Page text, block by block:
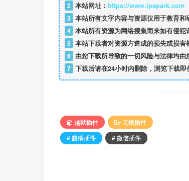
2 本站网址： https://www.ipapark.com
3 本站所有文字内容与资源仅用于教育和
4 本站所有资源为网络搜集而来如有侵犯
5 本站下载者对资源方造成的损失或损害
6 由您下载所导致的一切风险与法律均由
7 下载后请在24小时内删除，浏览下载即
越狱插件
无根插件
# 越狱插件
# 微信插件